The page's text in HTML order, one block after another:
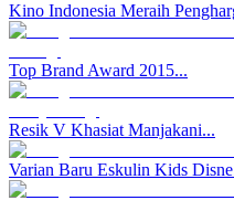
Kino Indonesia Meraih
Top Brand Award 2015...
Resik V Khasiat Manjakani...
Varian Baru Eskulin Kids